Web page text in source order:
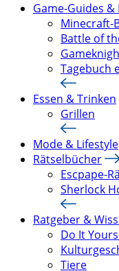
Game-Guides &
Minecraft-
Battle of
Tagebuch
Essen & Trinken
Grillen
Mode & Lifestyle
Rätselbücher
Escpape-
Sherlock
Ratgeber &
Do It
Tiere